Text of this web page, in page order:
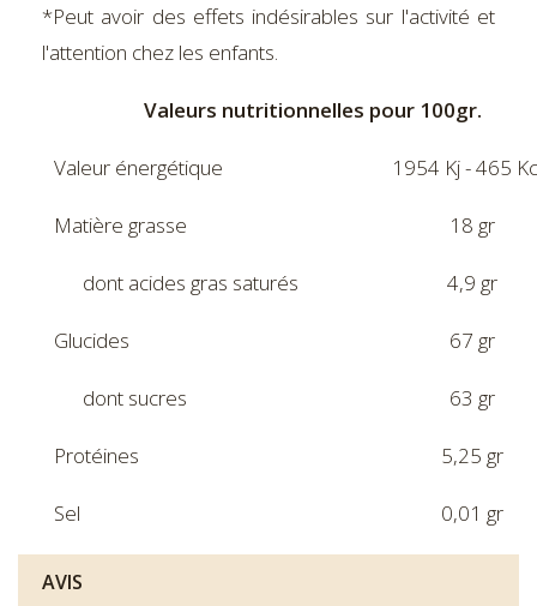
*Peut avoir des effets indésirables sur l'activité et
l'attention chez les enfants.
Valeurs nutritionnelles pour 100gr.
Valeur énergétique 1954 Kj - 465
Matière grasse 18 gr
dont acides gras saturés 4,9 gr
Glucides 67 gr
dont sucres 63 gr
Protéines 5,25 gr
Sel 0,01 gr
AVIS